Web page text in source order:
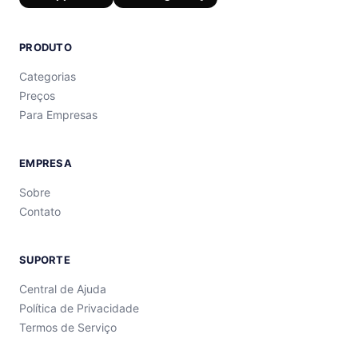
PRODUTO
Categorias
Preços
Para Empresas
EMPRESA
Sobre
Contato
SUPORTE
Central de Ajuda
Política de Privacidade
Termos de Serviço